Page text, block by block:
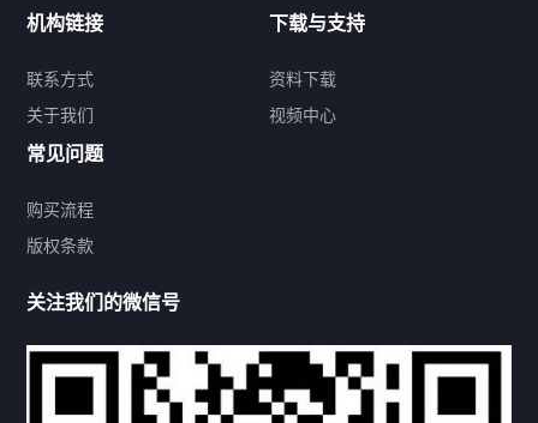
联系方式
热门标签
机构链接
联系方式 关于我们
下载与支持
机构链接
联系方式
关于我们
下载与支持
资料下载
视频中心
常见问题
购买流程
版权条款
关注我们的微信号